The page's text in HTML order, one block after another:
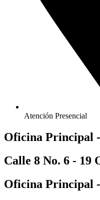
Atención Presencial
Oficina Principal
Calle 8 No. 6 - 19
Oficina Principal